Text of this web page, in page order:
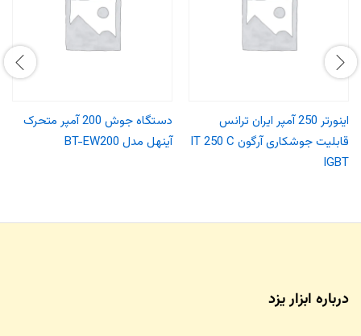
اینورتر 250 آمپر ایران ترانس
قابلیت جوشکاری آرگون IT 250 C
IGBT
دستگاه جوش 200 آمپر متحرک
آینهل مدل BT-EW200
درباره ابزار یزد